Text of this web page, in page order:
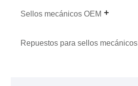
Sellos mecánicos OEM
Repuestos para sellos mecánicos